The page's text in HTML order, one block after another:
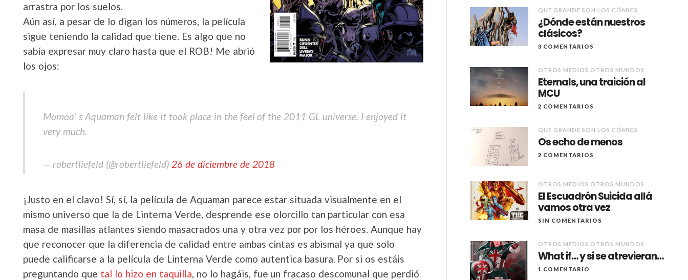
arrastra por los suelos.
Aún así, a pesar de lo digan los números, la película
sigue teniendo la calidad que tiene. Es algo que no
sabía expresar muy claro hasta que el ROB! Me abrió
los ojos:
Momoa‘ s Aquaman felt like it took place in the feel of the 2011 GL universe. I enjoyed it
very much.
— robertliefeld (@robertliefeld) 26 de diciembre de 2018
¡Justo en el clavo! Sí, sí, la película de Aquaman parece estar situada visualmente en el
mismo universo que la de Linterna Verde, desprende ese olorcillo tan particular con esa
masa de masillas atlantes siendo masacrados una y otra vez por por los héroes. Aunque hay
que reconocer que la diferencia de calidad entre ambas cintas es abismal ya que solo
puede calificarse a la película de Linterna Verde como autentica basura. Por si os estáis
preguntando que tal lo hizo en taquilla, no lo hagáis, fue un fracaso descomunal que perdió
QUE GRANDE SON LOS CÓMICS
¿Dónde están nuestros
clásicos?
3 COMENTARIOS
OTROS MEDIOS OTROS MUNDOS
Eternals, una traición al
MCU
2 COMENTARIOS
QUE GRANDE SON LOS CÓMICS
Os echo de menos
2 COMENTARIOS
OTROS MEDIOS OTROS MUNDOS
El Escuadrón Suicida allá
vamos otra vez
SIN COMENTARIOS
OTROS MEDIOS OTROS MUNDOS
What if… y si se atrevieran…
1 COMENTARIO